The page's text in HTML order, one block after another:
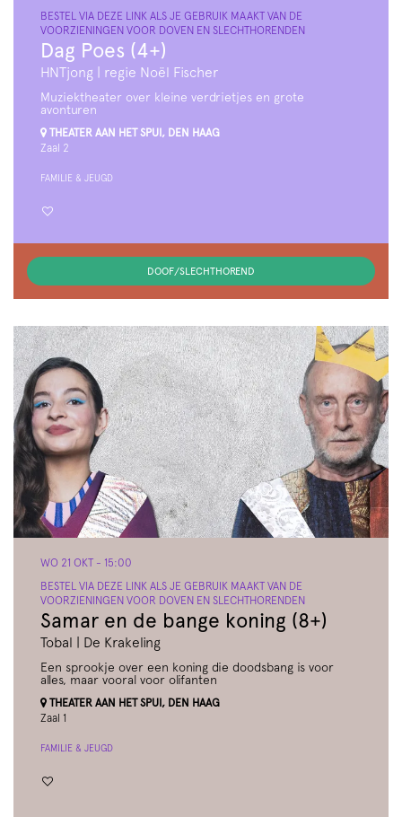
Dag Poes (4+)
HNTjong | regie Noël Fischer
BESTEL VIA DEZE LINK ALS JE GEBRUIK MAAKT VAN DE
VOORZIENINGEN VOOR DOVEN EN SLECHTHORENDEN
Muziektheater over kleine verdrietjes en grote
avonturen
THEATER AAN HET SPUI, DEN HAAG
Zaal 2
FAMILIE & JEUGD
DOOF/SLECHTHOREND
Samar en de bange koning (8+)
Tobal | De Krakeling
BESTEL VIA DEZE LINK ALS JE GEBRUIK MAAKT VAN DE
VOORZIENINGEN VOOR DOVEN EN SLECHTHORENDEN
WO 21 OKT - 15:00
Een sprookje over een koning die doodsbang is voor
alles, maar vooral voor olifanten
THEATER AAN HET SPUI, DEN HAAG
Zaal 1
FAMILIE & JEUGD